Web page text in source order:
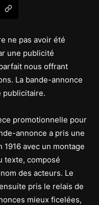
ne pas avoir été
une publicité
nous offrant
La bande-annonce
publicitaire.
promotionnelle pour
annonce a pris une
avec un montage
texte, composé
des acteurs. Le
pris le relais de
mieux ficelées,